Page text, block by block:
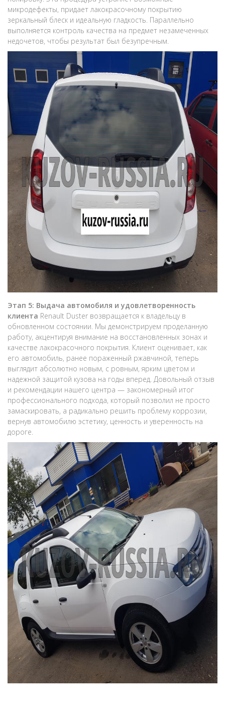
микродефекты, придает лакокрасочному покрытию
зеркальный блеск и идеальную гладкость. Параллельно
выполняется контроль качества на предмет незамеченных
недочетов, чтобы результат был безупречным.
Этап 5: Выдача автомобиля и удовлетворенность
клиента Renault Duster возвращается к владельцу в
обновленном состоянии. Мы демонстрируем проделанную
работу, акцентируя внимание на восстановленных зонах и
качестве лакокрасочного покрытия. Клиент оценивает, как
его автомобиль, ранее пораженный ржавчиной, теперь
выглядит абсолютно новым, с ровным, ярким цветом и
надежной защитой кузова на годы вперед. Довольный отзыв
и рекомендации нашего центра — закономерный итог
профессионального подхода, который позволил не просто
замаскировать, а радикально решить проблему коррозии,
вернув автомобилю эстетику, ценность и уверенность на
дороге.